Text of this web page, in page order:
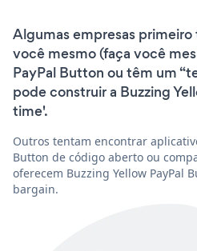
Algumas empresas
você mesmo (faça você
PayPal Button ou têm um
pode construir a Buzzing
time'.
Outros tentam encontrar
Button de código aberto ou
oferecem Buzzing Yellow PayPal
bargain.